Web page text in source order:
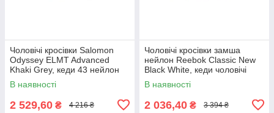
Чоловічі кросівки Salomon
Odyssey ELMT Advanced
Khaki Grey, кеди 43 нейлон
текстиль, Чоловіче взуття
В наявності
2 529,60 ₴ 4 216 ₴
Чоловічі кросівки замша
нейлон Reebok Classic New
Black White, кеди чоловічі
Рибок чорні. Чоловіче взуття
В наявності
2 036,40 ₴ 3 394 ₴